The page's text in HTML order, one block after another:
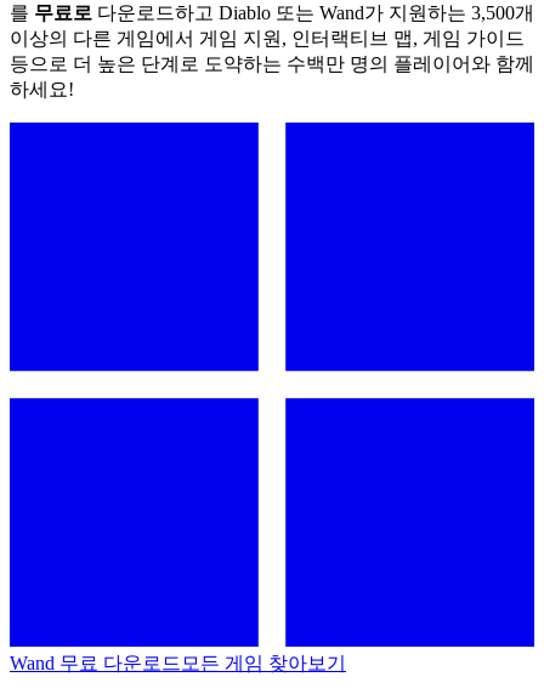
를 무료로 다운로드하고 Diablo 또는 Wand가 지원하는 3,500개
이상의 다른 게임에서 게임 지원, 인터랙티브 맵, 게임 가이드
등으로 더 높은 단계로 도약하는 수백만 명의 플레이어와 함께
하세요!
Wand 무료 다운로드 모든 게임 찾아보기